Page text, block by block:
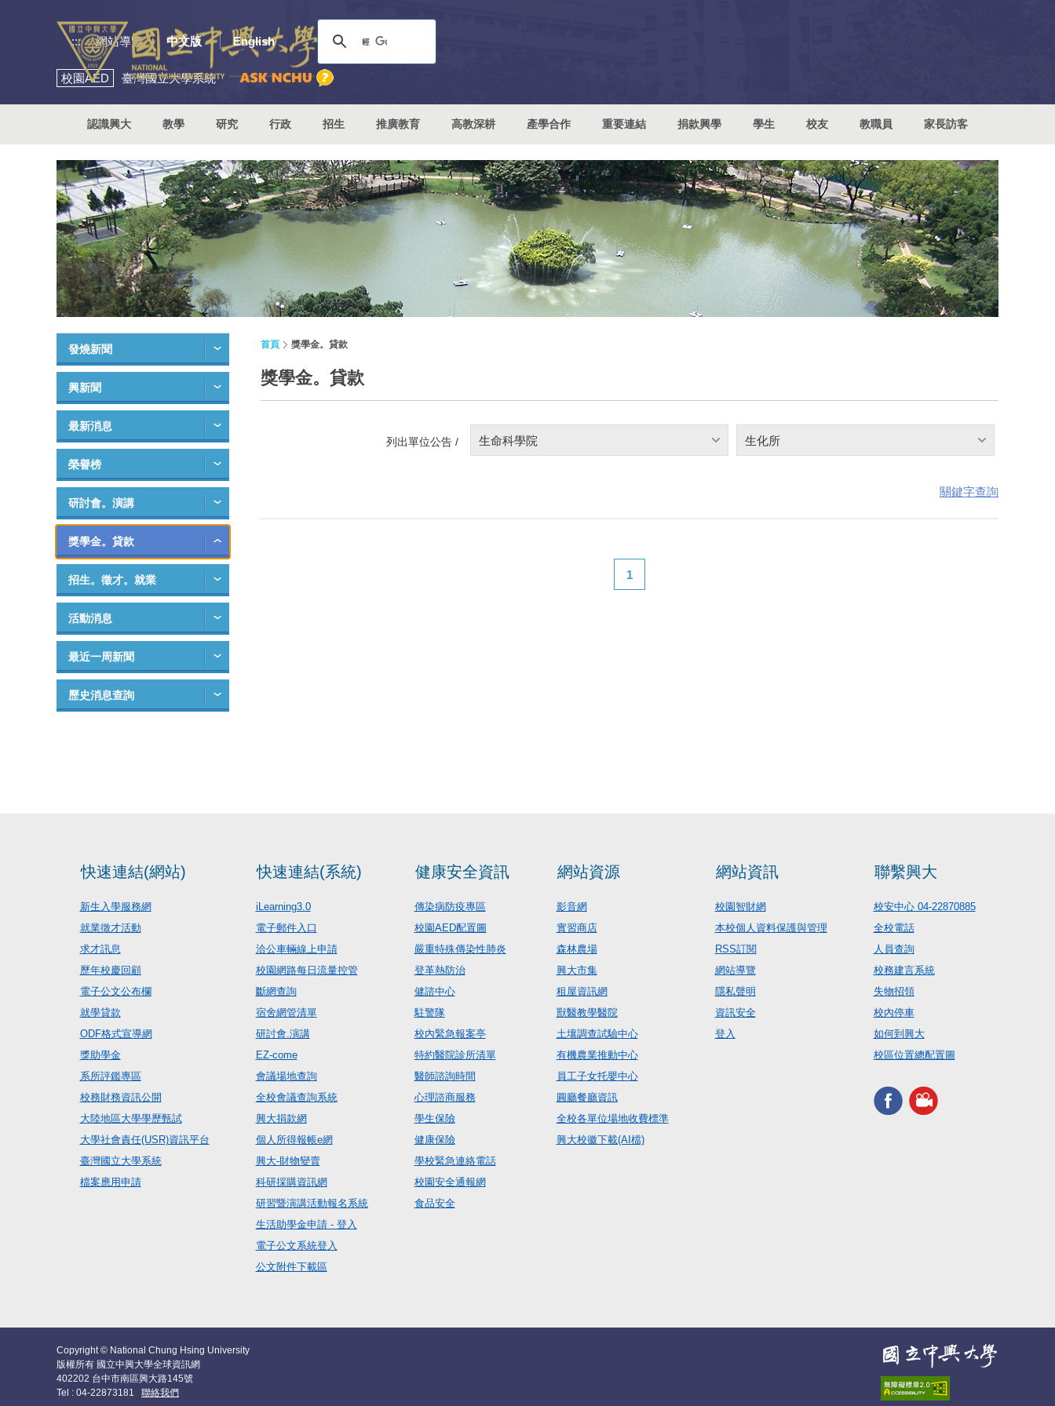
::: 網站導覽 中文版 English
校園AED 臺灣國立大學系統
認識興大 教學 研究 行政 招生 推廣教育 高教深耕 產學合作 重要連結 捐款興學 學生 校友 教職員 家長訪客
發燒新聞
興新聞
最新消息
榮譽榜
研討會。演講
獎學金。貸款
招生。徵才。就業
活動消息
最近一周新聞
歷史消息查詢
首頁 獎學金。貸款
獎學金。貸款
列出單位公告 / 生命科學院 生化所
關鍵字查詢
1
快速連結(網站)
新生入學服務網
就業徵才活動
求才訊息
歷年校慶回顧
電子公文公布欄
就學貸款
ODF格式宣導網
獎助學金
系所評鑑專區
校務財務資訊公開
大陸地區大學學歷甄試
大學社會責任(USR)資訊平台
臺灣國立大學系統
檔案應用申請
快速連結(系統)
iLearning3.0
電子郵件入口
洽公車輛線上申請
校園網路每日流量控管
斷網查詢
宿舍網管清單
研討會.演講
EZ-come
會議場地查詢
全校會議查詢系統
興大捐款網
個人所得報帳e網
興大-財物變賣
科研採購資訊網
研習暨演講活動報名系統
生活助學金申請 - 登入
電子公文系統登入
公文附件下載區
健康安全資訊
傳染病防疫專區
校園AED配置圖
嚴重特殊傳染性肺炎
登革熱防治
健諮中心
駐警隊
校內緊急報案亭
特約醫院診所清單
醫師諮詢時間
心理諮商服務
學生保險
健康保險
學校緊急連絡電話
校園安全通報網
食品安全
網站資源
影音網
實習商店
森林農場
興大市集
租屋資訊網
獸醫教學醫院
土壤調查試驗中心
有機農業推動中心
員工子女托嬰中心
圓廳餐廳資訊
全校各單位場地收費標準
興大校徽下載(AI檔)
網站資訊
校園智財網
本校個人資料保護與管理
RSS訂閱
網站導覽
隱私聲明
資訊安全
登入
聯繫興大
校安中心 04-22870885
全校電話
人員查詢
校務建言系統
失物招領
校內停車
如何到興大
校區位置總配置圖
Copyright © National Chung Hsing University
版權所有 國立中興大學全球資訊網
402202 台中市南區興大路145號
Tel : 04-22873181 聯絡我們